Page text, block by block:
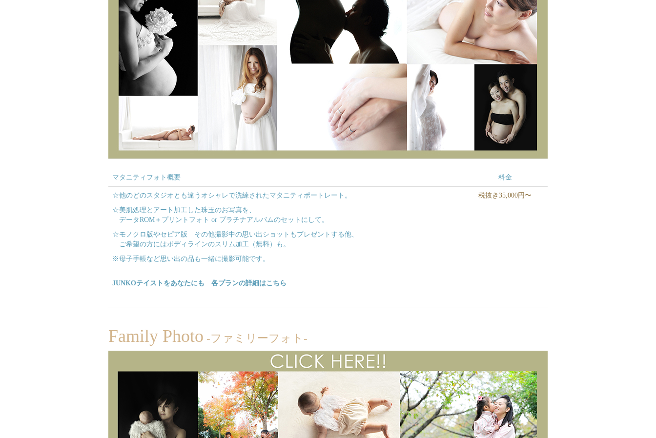
マタニティフォト概要 料金
☆他のどのスタジオとも違うオシャレで洗練されたマタニティポートレート。
☆美肌処理とアート加工した珠玉のお写真を、
データROM＋プリントフォト or プラチナアルバムのセットにして。
☆モノクロ版やセピア版 その他撮影中の思い出ショットもプレゼントする他、
ご希望の方にはボディラインのスリム加工（無料）も。
※母子手帳など思い出の品も一緒に撮影可能です。
JUNKOテイストをあなたにも 各プランの詳細はこちら
税抜き35,000円〜
Family Photo -ファミリーフォト-